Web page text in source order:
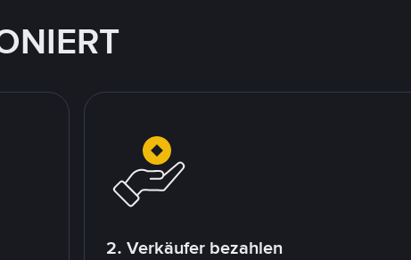
2. Verkäufer bezahlen